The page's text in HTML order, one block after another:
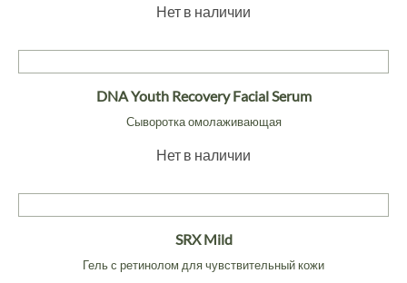
Нет в наличии
DNA Youth Recovery Facial Serum
Сыворотка омолаживающая
Нет в наличии
SRX Mild
Гель с ретинолом для чувствительный кожи